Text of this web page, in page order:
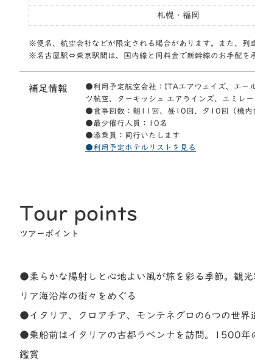
札幌・福岡
※便名、航空会社などが限定される場合があります。また、列
※名古屋駅⇔東京駅間は、国内線と同料金で新幹線のお手配を
補足情報
●利用予定航空会社：ITAエアウェイズ、エー
ツ航空、ターキッシュ エアラインズ、エミレー
●食事回数：朝11回、昼10回、夕10回（機内
●最少催行人員：10名
●添乗員：同行いたします
●利用予定ホテルリストを見る
Tour points
ツアーポイント
●柔らかな陽射しと心地よい風が旅を彩る季節。観
リア海沿岸の街々をめぐる
●イタリア、クロアチア、モンテネグロの6つの世界
●乗船前はイタリアの古都ラベンナを訪問。1500年
鑑賞